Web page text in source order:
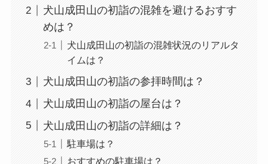
犬山成田山の初詣の混雑を避けるおすす
めは？
犬山成田山の初詣の混雑状況のリアルタ
イムは？
犬山成田山の初詣の参拝時間は？
犬山成田山の初詣の屋台は？
犬山成田山の初詣の詳細は？
駐車場は？
おすすめの駐車場は？